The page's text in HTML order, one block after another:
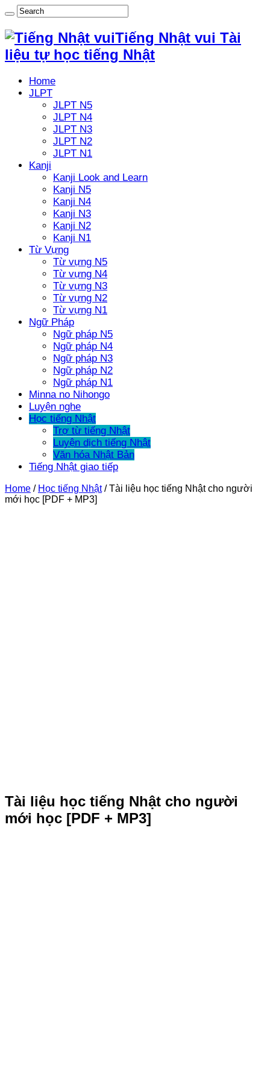
Tiếng Nhật vui Tài
liệu tự học tiếng Nhật
Home
JLPT
JLPT N5
JLPT N4
JLPT N3
JLPT N2
JLPT N1
Kanji
Kanji Look and Learn
Kanji N5
Kanji N4
Kanji N3
Kanji N2
Kanji N1
Từ Vựng
Từ vựng N5
Từ vựng N4
Từ vựng N3
Từ vựng N2
Từ vựng N1
Ngữ Pháp
Ngữ pháp N5
Ngữ pháp N4
Ngữ pháp N3
Ngữ pháp N2
Ngữ pháp N1
Minna no Nihongo
Luyện nghe
Học tiếng Nhật
Trợ từ tiếng Nhật
Luyện dịch tiếng Nhật
Văn hóa Nhật Bản
Tiếng Nhật giao tiếp
Home / Học tiếng Nhật / Tài liệu học tiếng Nhật cho người
mới học [PDF + MP3]
Tài liệu học tiếng Nhật cho người
mới học [PDF + MP3]